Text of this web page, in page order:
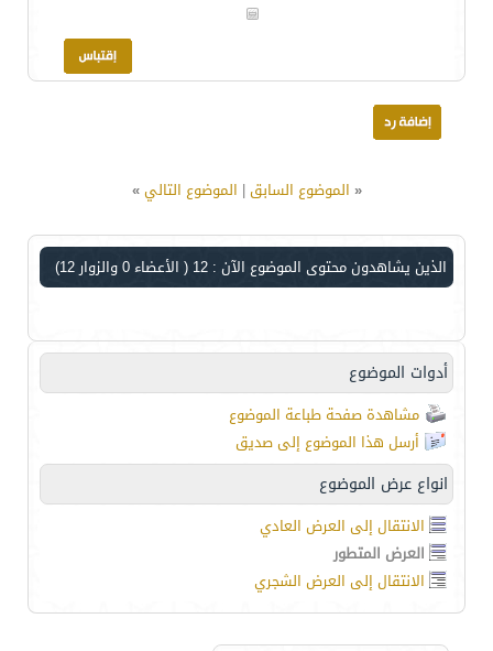
« الموضوع السابق| الموضوع التالي»
الذين يشاهدون محتوى الموضوع الآن : 12 ( الأعضاء 0 والزوار 12)
أدوات الموضوع
مشاهدة صفحة طباعة الموضوع
أرسل هذا الموضوع إلى صديق
انواع عرض الموضوع
الانتقال إلى العرض العادي
العرض المتطور
الانتقال إلى العرض الشجري